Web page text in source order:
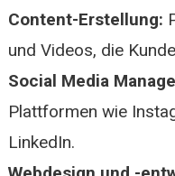
Content-Erstellung:
und Videos, die
Social Media
Plattformen wie
LinkedIn.